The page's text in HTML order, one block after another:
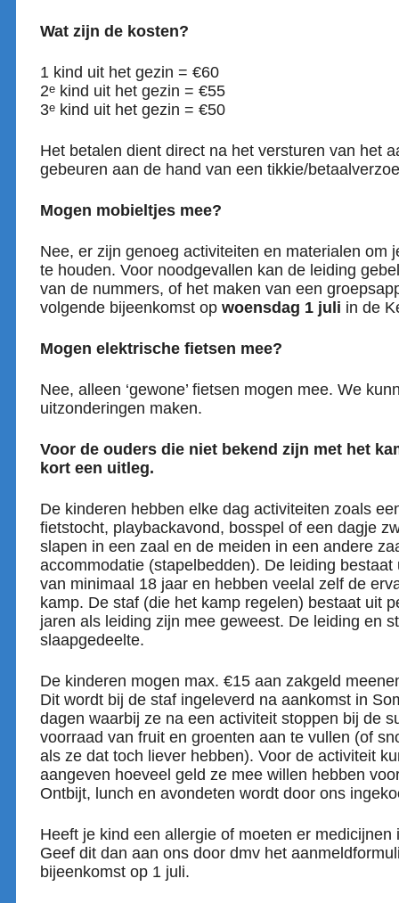
Wat zijn de kosten?
1 kind uit het gezin = €60
2e kind uit het gezin = €55
3e kind uit het gezin = €50
Het betalen dient direct na het versturen van het
gebeuren aan de hand van een tikkie/
Mogen mobieltjes mee?
Nee, er zijn genoeg activiteiten en materialen om
te houden. Voor noodgevallen kan de leiding
van de nummers, of het maken van een
volgende bijeenkomst op woensdag 1 juli in de
Mogen elektrische fietsen mee?
Nee, alleen ‘gewone’ fietsen mogen mee. We
uitzonderingen maken.
Voor de ouders die niet bekend zijn met het
kort een uitleg.
De kinderen hebben elke dag activiteiten zoals
fietstocht, playbackavond, bosspel of een dagje
slapen in een zaal en de meiden in een andere
accommodatie (stapelbedden). De leiding
van minimaal 18 jaar en hebben veelal zelf de
kamp. De staf (die het kamp regelen) bestaat uit
jaren als leiding zijn mee geweest. De leiding en
slaapgedeelte.
De kinderen mogen max. €15 aan zakgeld
Dit wordt bij de staf ingeleverd na aankomst in
dagen waarbij ze na een activiteit stoppen bij de
voorraad van fruit en groenten aan te vullen (of
als ze dat toch liever hebben). Voor de activiteit
aangeven hoeveel geld ze mee willen hebben
Ontbijt, lunch en avondeten wordt door ons
Heeft je kind een allergie of moeten er medicijnen
Geef dit dan aan ons door dmv het
bijeenkomst op 1 juli.